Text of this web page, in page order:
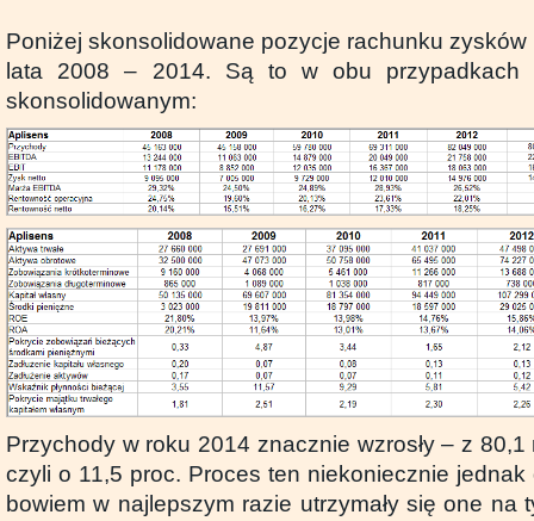
Poniżej skonsolidowane pozycje rachunku
lata 2008 – 2014. Są to w obu przypadkach
skonsolidowanym:
Przychody w roku 2014 znacznie wzrosły – z 80,1
czyli o 11,5 proc. Proces ten niekoniecznie jednak
bowiem w najlepszym razie utrzymały się one na